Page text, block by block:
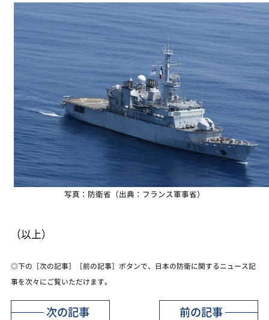
写真：防衛省（出典：フランス軍事省）
（以上）
◎下の［次の記事］［前の記事］ボタンで、日本の防衛に関するニュース記
事を次々にご覧いただけます。
前の記事
次の記事